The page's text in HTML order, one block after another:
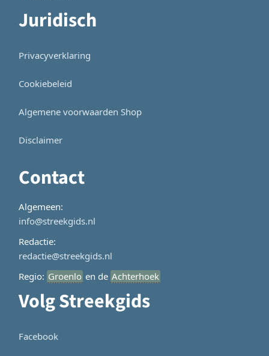
Juridisch
Privacyverklaring
Cookiebeleid
Algemene voorwaarden Shop
Disclaimer
Contact
Algemeen:
info@streekgids.nl
Redactie:
redactie@streekgids.nl
Regio: Groenlo en de Achterhoek
Volg Streekgids
Facebook